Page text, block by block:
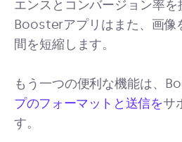
エンスとコンバージョン率を
Boosterアプリはまた、画像
間を短縮します。
もう一つの便利な機能は、
プのフォーマットと送信をサ
す。